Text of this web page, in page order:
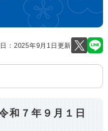
：2025年9月1日更新
和７年９月１日